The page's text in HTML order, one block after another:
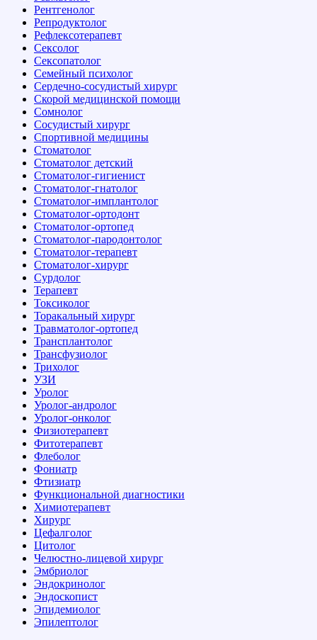
Рентгенолог
Репродуктолог
Рефлексотерапевт
Сексолог
Сексопатолог
Семейный психолог
Сердечно-сосудистый хирург
Скорой медицинской помощи
Сомнолог
Сосудистый хирург
Спортивной медицины
Стоматолог
Стоматолог детский
Стоматолог-гигиенист
Стоматолог-гнатолог
Стоматолог-имплантолог
Стоматолог-ортодонт
Стоматолог-ортопед
Стоматолог-пародонтолог
Стоматолог-терапевт
Стоматолог-хирург
Сурдолог
Терапевт
Токсиколог
Торакальный хирург
Травматолог-ортопед
Трансплантолог
Трансфузиолог
Трихолог
УЗИ
Уролог
Уролог-андролог
Уролог-онколог
Физиотерапевт
Фитотерапевт
Флеболог
Фониатр
Фтизиатр
Функциональной диагностики
Химиотерапевт
Хирург
Цефалголог
Цитолог
Челюстно-лицевой хирург
Эмбриолог
Эндокринолог
Эндоскопист
Эпидемиолог
Эпилептолог